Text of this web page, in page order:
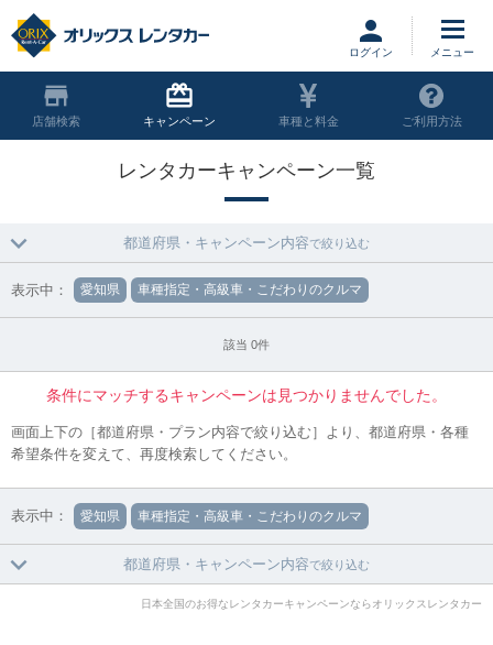
ログイン
店舗 キャンペーン 車種と料金 ご利用方法
レンタカーキャンペーン一覧
都道府県・キャンペーン内容で絞り込む
表示中： 愛知県 車種指定・高級車・こだわりのクルマ
該当 0件
条件にマッチするキャンペーンは見つかりませんでした。
画面上下の［都道府県・プラン内容で絞り込む］より、都道府県・各種
希望条件を変えて、再度検索してください。
表示中： 愛知県 車種指定・高級車・こだわりのクルマ
都道府県・キャンペーン内容で絞り込む
日本全国のお得なレンタカーキャンペーンならオリックスレンタカー